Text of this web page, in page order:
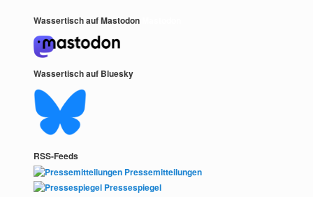
Wassertisch auf Mastodon
Wassertisch auf Bluesky
RSS-Feeds
Pressemitteilungen
Pressespiegel